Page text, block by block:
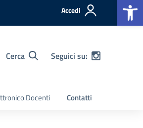
Accedi
Cerca Seguici su:
Docenti Contatti